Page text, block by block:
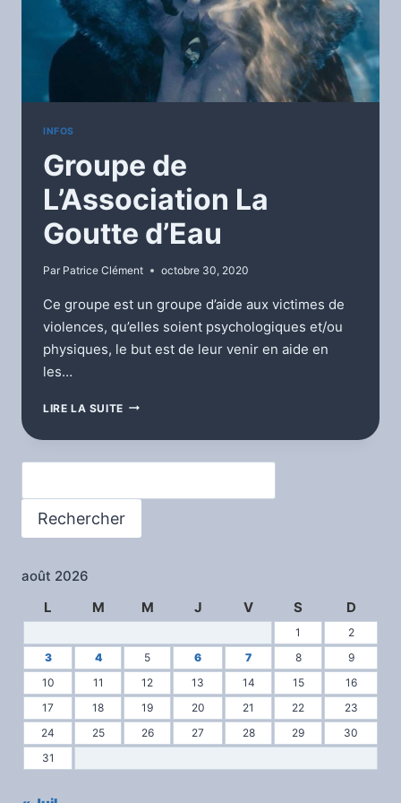
INFOS
Groupe de
L’Association La
Goutte d’Eau
Par Patrice Clément octobre 30, 2020
Ce groupe est un groupe d’aide aux victimes de
violences, qu’elles soient psychologiques et/ou
physiques, le but est de leur venir en aide en
les…
LIRE LA SUITE GROUPE
L’ASSOCIATION
Rechercher
août 2026
L
M M J V S D
1
2
3
4 5 6 7 8
9
10
11 12 13 14 15
16
17
18 19 20 21 22
23
24
25 26 27 28 29
30
31